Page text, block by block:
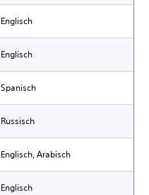
Englisch
Englisch
Spanisch
Russisch
Englisch, Arabisch
Englisch